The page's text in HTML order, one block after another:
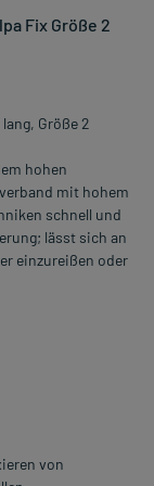
Fix Größe 2
Größe 2
hohen
mit hohem
schnell und
lässt sich an
einzureißen oder
von